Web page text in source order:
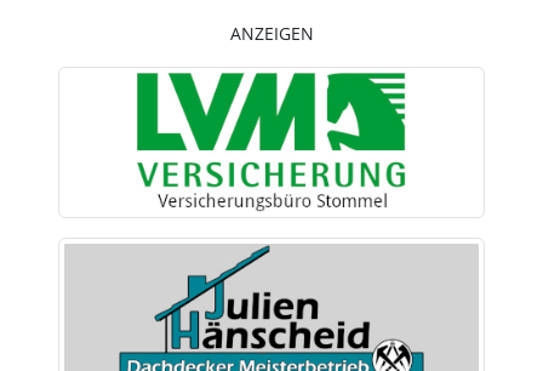
ANZEIGEN